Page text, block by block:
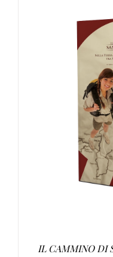
AGGIUNGI AL
IL CAMMINO DI